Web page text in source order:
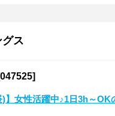
ス
)】女性活躍中♪1日3h～